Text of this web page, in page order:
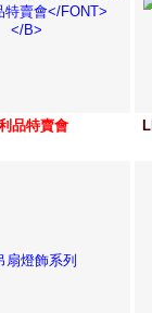
品特賣會